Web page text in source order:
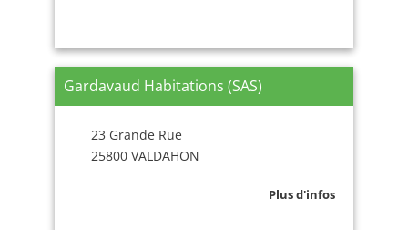
Gardavaud Habitations (SAS)
23 Grande Rue
25800 VALDAHON
Plus d'infos